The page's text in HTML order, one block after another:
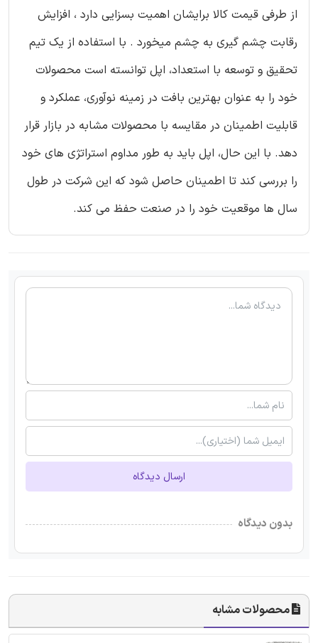
از طرفی قیمت کالا برایشان اهمیت بسزایی دارد ، افزایش
رقابت چشم گیری به چشم میخورد . با استفاده از یک تیم
تحقیق و توسعه با استعداد، اپل توانسته است محصولات
خود را به عنوان بهترین بافت در زمینه نوآوری، عملکرد و
قابلیت اطمینان در مقایسه با محصولات مشابه در بازار قرار
دهد. با این حال، اپل باید به طور مداوم استراتژی های خود
را بررسی کند تا اطمینان حاصل شود که این شرکت در طول
سال ها موقعیت خود را در صنعت حفظ می کند.
ارسال دیدگاه
بدون دیدگاه
محصولات مشابه